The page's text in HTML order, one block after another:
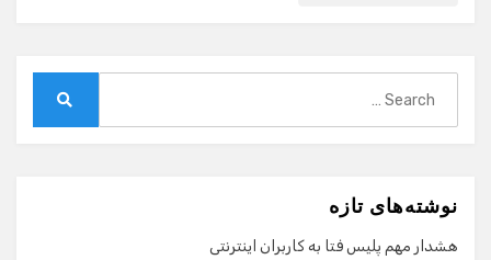
نوشته‌های تازه
هشدار مهم پلیس فتا به کاربران اینترنتی